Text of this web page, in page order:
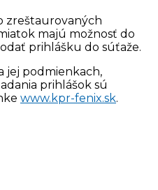
zreštaurovaných
majú možnosť do
prihlášku do súťaže.
jej podmienkach,
prihlášok sú
www.kpr-fenix.sk.